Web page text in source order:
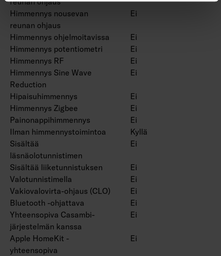
Himmennys nousevan
reunan ohjaus
Ei
Himmennys ohjelmoitavissa
Ei
Himmennys potentiometri
Ei
Himmennys RF
Ei
Himmennys Sine Wave
Reduction
Ei
Hipaisuhimmennys
Ei
Himmennys Zigbee
Ei
Painonappihimmennys
Ei
Ilman himmennystoimintoa
Kyllä
Sisältää
läsnäolotunnistimen
Ei
Sisältää liiketunnistuksen
Ei
Valotunnistimella
Ei
Vakiovalovirta-ohjaus (CLO)
Ei
Bluetooth -ohjattava
Ei
Yhteensopiva Casambi-
järjestelmän kanssa
Ei
Apple HomeKit -
yhteensopiva
Ei